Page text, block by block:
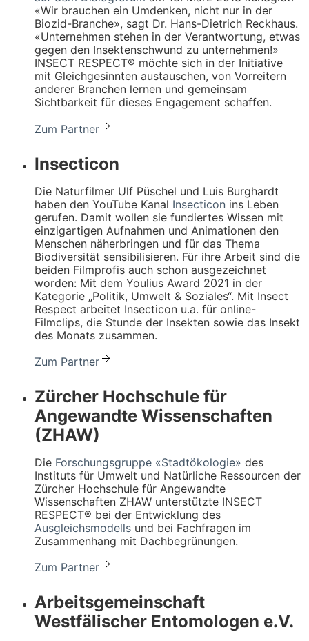
«Wir brauchen ein Umdenken, nicht nur in der
Biozid-Branche», sagt Dr. Hans-Dietrich Reckhaus.
«Unternehmen stehen in der Verantwortung, etwas
gegen den Insektenschwund zu unternehmen!»
INSECT RESPECT® möchte sich in der Initiative
mit Gleichgesinnten austauschen, von Vorreitern
anderer Branchen lernen und gemeinsam
Sichtbarkeit für dieses Engagement schaffen.
Zum Partner
Insecticon
Die Naturfilmer Ulf Püschel und Luis Burghardt
haben den YouTube Kanal Insecticon ins Leben
gerufen. Damit wollen sie fundiertes Wissen mit
einzigartigen Aufnahmen und Animationen den
Menschen näherbringen und für das Thema
Biodiversität sensibilisieren. Für ihre Arbeit sind die
beiden Filmprofis auch schon ausgezeichnet
worden: Mit dem Youlius Award 2021 in der
Kategorie „Politik, Umwelt & Soziales“. Mit Insect
Respect arbeitet Insecticon u.a. für online-
Filmclips, die Stunde der Insekten sowie das Insekt
des Monats zusammen.
Zum Partner
Zürcher Hochschule für
Angewandte Wissenschaften
(ZHAW)
Die Forschungsgruppe «Stadtökologie» des
Instituts für Umwelt und Natürliche Ressourcen der
Zürcher Hochschule für Angewandte
Wissenschaften ZHAW unterstützte INSECT
RESPECT® bei der Entwicklung des
Ausgleichsmodells und bei Fachfragen im
Zusammenhang mit Dachbegrünungen.
Zum Partner
Arbeitsgemeinschaft
Westfälischer Entomologen e.V.